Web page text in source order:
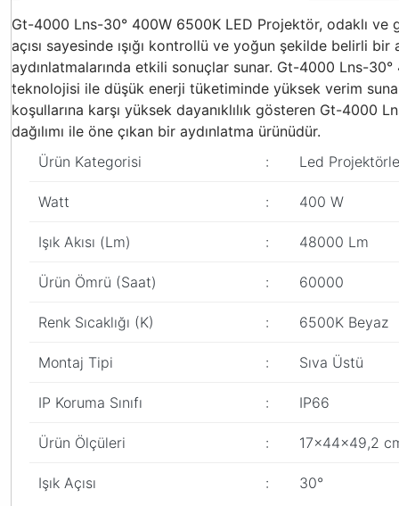
Gt-4000 Lns-30° 400W 6500K LED Projektör, odaklı
açısı sayesinde ışığı kontrollü ve yoğun şekilde belirli
aydınlatmalarında etkili sonuçlar sunar. Gt-4000 Lns-
teknolojisi ile düşük enerji tüketiminde yüksek verim
koşullarına karşı yüksek dayanıklılık gösteren Gt-4000
dağılımı ile öne çıkan bir aydınlatma ürünüdür.
Ürün Kategorisi
: Led
Watt : 400 W
Işık Akısı (Lm) : 48000 Lm
Ürün Ömrü (Saat) : 60000
Renk Sıcaklığı (K) : 6500K Beyaz
Montaj Tipi : Sıva Üstü
IP Koruma Sınıfı : IP66
Ürün Ölçüleri : 17x44x49,2
Işık Açısı : 30°